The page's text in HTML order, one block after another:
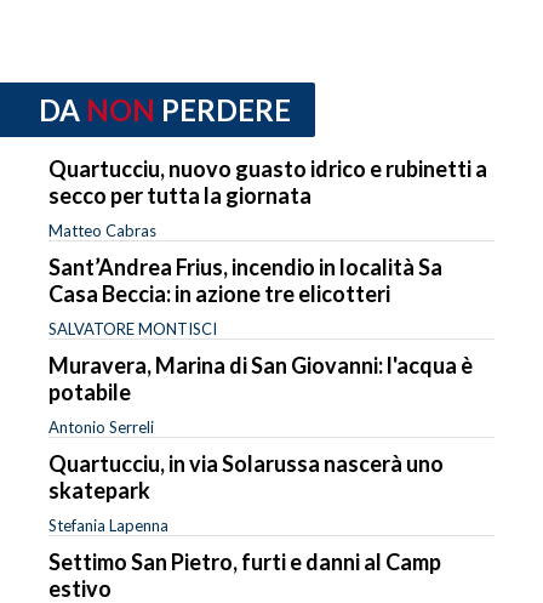
DA NON PERDERE
Quartucciu, nuovo guasto idrico e rubinetti a
secco per tutta la giornata
Matteo Cabras
Sant’Andrea Frius, incendio in località Sa
Casa Beccia: in azione tre elicotteri
SALVATORE MONTISCI
Muravera, Marina di San Giovanni: l'acqua è
potabile
Antonio Serreli
Quartucciu, in via Solarussa nascerà uno
skatepark
Stefania Lapenna
Settimo San Pietro, furti e danni al Camp
estivo